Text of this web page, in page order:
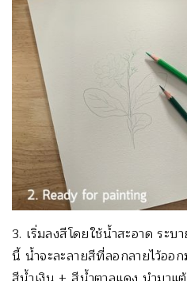
3. เริ่มลงสีโดยใช้น้ำสะอาด ระ
นี้ น้ำจะละลายสีที่ลอกลายไว้ออ